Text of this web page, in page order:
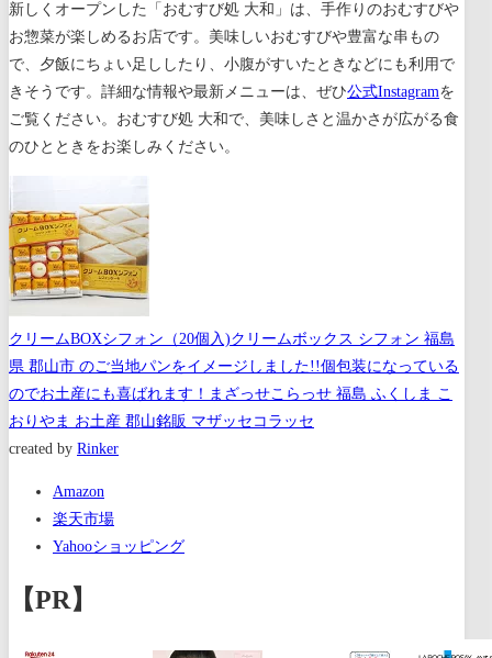
新しくオープンした「おむすび処 大和」は、手作りのおむすびや
お惣菜が楽しめるお店です。美味しいおむすびや豊富な串もの
で、夕飯にちょい足ししたり、小腹がすいたときなどにも利用で
きそうです。詳細な情報や最新メニューは、ぜひ公式Instagramを
ご覧ください。おむすび処 大和で、美味しさと温かさが広がる食
のひとときをお楽しみください。
クリームBOXシフォン（20個入)クリームボックス シフォン 福島
県 郡山市 のご当地パンをイメージしました!!個包装になっている
のでお土産にも喜ばれます！まざっせこらっせ 福島 ふくしま こ
おりやま お土産 郡山銘販 マザッセコラッセ
created by Rinker
Amazon
楽天市場
Yahooショッピング
【PR】